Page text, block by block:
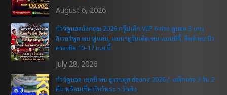
August 6, 2026
ทัวร์ดูบอลอังกฤษ 2026 กรุ๊ปเล็ก VIP 6 ท่าน ดูบอล 3 เกม
ลิเวอร์พูล พบ ฟูแล่ม, แมนฯยูไนเต็ด พบ แมนซิตี้, ลีดส์ พบ นิว
คาสเซิล 10-17 ก.ย.นี้
July 28, 2026
ทัวร์ดูบอล เชลซี พบ ยูเวนตุส ฮ่องกง 2026 | แพ็กเกจ 3 วัน 2
คืน พร้อมเที่ยวไหว้พระ 5 วัดดัง